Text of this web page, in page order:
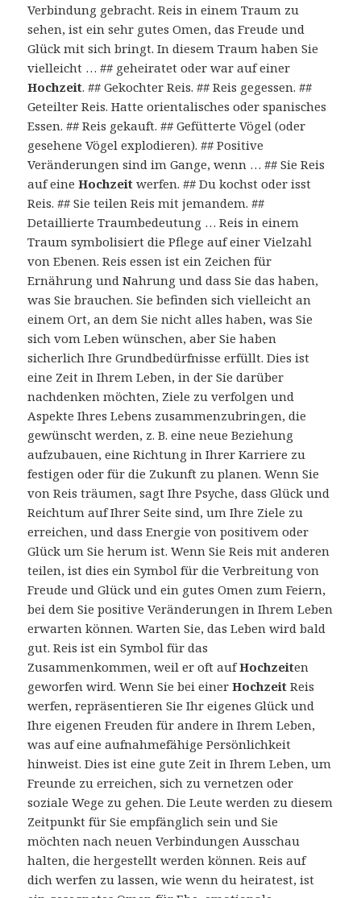
Verbindung gebracht. Reis in einem Traum zu
sehen, ist ein sehr gutes Omen, das Freude und
Glück mit sich bringt. In diesem Traum haben Sie
vielleicht … ## geheiratet oder war auf einer
Hochzeit. ## Gekochter Reis. ## Reis gegessen. ##
Geteilter Reis. Hatte orientalisches oder spanisches
Essen. ## Reis gekauft. ## Gefütterte Vögel (oder
gesehene Vögel explodieren). ## Positive
Veränderungen sind im Gange, wenn … ## Sie Reis
auf eineHochzeit werfen. ## Du kochst oder isst
Reis. ## Sie teilen Reis mit jemandem. ##
Detaillierte Traumbedeutung … Reis in einem
Traum symbolisiert die Pflege auf einer Vielzahl
von Ebenen. Reis essen ist ein Zeichen für
Ernährung und Nahrung und dass Sie das haben,
was Sie brauchen. Sie befinden sich vielleicht an
einem Ort, an dem Sie nicht alles haben, was Sie
sich vom Leben wünschen, aber Sie haben
sicherlich Ihre Grundbedürfnisse erfüllt. Dies ist
eine Zeit in Ihrem Leben, in der Sie darüber
nachdenken möchten, Ziele zu verfolgen und
Aspekte Ihres Lebens zusammenzubringen, die
gewünscht werden, z. B. eine neue Beziehung
aufzubauen, eine Richtung in Ihrer Karriere zu
festigen oder für die Zukunft zu planen. Wenn Sie
von Reis träumen, sagt Ihre Psyche, dass Glück und
Reichtum auf Ihrer Seite sind, um Ihre Ziele zu
erreichen, und dass Energie von positivem oder
Glück um Sie herum ist. Wenn Sie Reis mit anderen
teilen, ist dies ein Symbol für die Verbreitung von
Freude und Glück und ein gutes Omen zum Feiern,
bei dem Sie positive Veränderungen in Ihrem Leben
erwarten können. Warten Sie, das Leben wird bald
gut. Reis ist ein Symbol für das
Zusammenkommen, weil er oft aufHochzeiten
geworfen wird. Wenn Sie bei einerHochzeit Reis
werfen, repräsentieren Sie Ihr eigenes Glück und
Ihre eigenen Freuden für andere in Ihrem Leben,
was auf eine aufnahmefähige Persönlichkeit
hinweist. Dies ist eine gute Zeit in Ihrem Leben, um
Freunde zu erreichen, sich zu vernetzen oder
soziale Wege zu gehen. Die Leute werden zu diesem
Zeitpunkt für Sie empfänglich sein und Sie
möchten nach neuen Verbindungen Ausschau
halten, die hergestellt werden können. Reis auf
dich werfen zu lassen, wie wenn du heiratest, ist